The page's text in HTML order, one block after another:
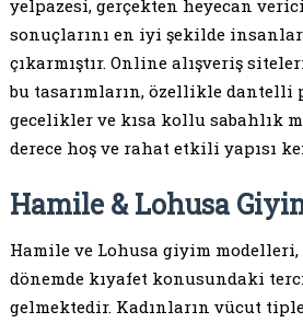
yelpazesi, gerçekten heyecan
sonuçlarını en iyi şekilde
çıkarmıştır. Online alışveriş
bu tasarımların, özellikle dantelli
gecelikler ve kısa kollu sabahlık
derece hoş ve rahat etkili yapısı
Hamile & Lohusa
Hamile ve Lohusa giyim modelleri,
dönemde kıyafet konusundaki
gelmektedir. Kadınların vücut